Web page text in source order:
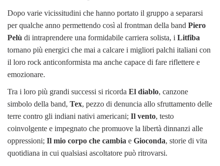
Dopo varie vicissitudini che hanno portato il gruppo a separarsi
per qualche anno permettendo così al frontman della band Piero
Pelù di intraprendere una formidabile carriera solista, i Litfiba
tornano più energici che mai a calcare i migliori palchi italiani con
il loro rock anticonformista ma anche capace di fare riflettere e
emozionare.
Tra i loro più grandi successi si ricorda El diablo, canzone
simbolo della band, Tex, pezzo di denuncia allo sfruttamento delle
terre contro gli indiani nativi americani; Il vento, testo
coinvolgente e impegnato che promuove la libertà dinnanzi alle
oppressioni; Il mio corpo che cambia e Gioconda, storie di vita
quotidiana in cui qualsiasi ascoltatore può ritrovarsi.